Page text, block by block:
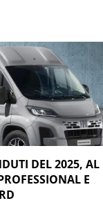
DEL 2025, AL
E